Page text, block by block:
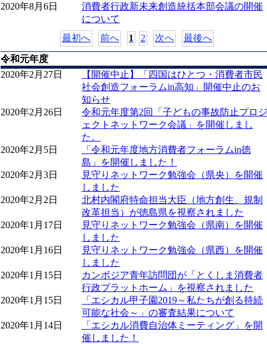
2020年8月6日
消費者行政新未来創造統括本部会議の開催
について
最初へ
前へ 1 2 次へ 最後へ
令和元年度
2020年2月27日
【開催中止】「四国はひとつ・消費者市民
社会創造フォーラムin高知」開催中止のお
知らせ
2020年2月26日
令和元年度第2回「子どもの事故防止プロジ
ェクトネットワーク会議」を開催しまし
た。
2020年2月5日
「令和元年度地方消費者フォーラムin徳
島」を開催しました！
2020年2月3日
見守りネットワーク勉強会（県央）を開催
しました
2020年2月2日
北村内閣府特命担当大臣（地方創生、規制
改革担当）が徳島県を視察されました
2020年1月17日
見守りネットワーク勉強会（県南）を開催
しました
2020年1月16日
見守りネットワーク勉強会（県西）を開催
しました
2020年1月15日
カンボジア青年訪問団が「とくしま消費者
行政プラットホーム」を視察されました
2020年1月15日
「エシカル甲子園2019～私たちが創る持続
可能な社会～」の審査結果について
2020年1月14日
「エシカル消費自治体ミーティング」を開
催しました！